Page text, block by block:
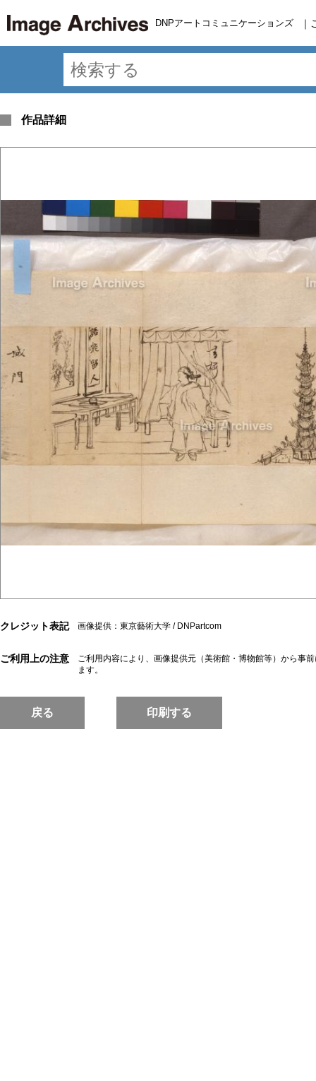
DNPアートコミュニケーションズ ｜
作品詳細
クレジット表記 画像提供：東京藝術大学 / DNPartcom
ご利用上の注意
ご利用内容により、画像提供元（美術館・博物館等）から事
ます。
戻る 印刷する